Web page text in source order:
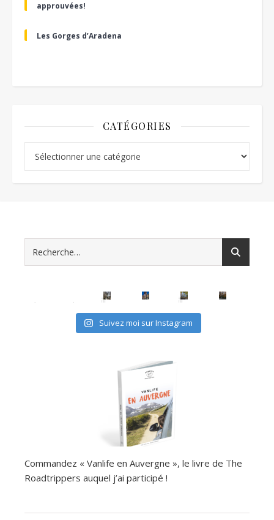
approuvées!
Les Gorges d’Aradena
CATÉGORIES
avec les (mini) kids, c'est possible
Suivez moi sur Instagram
Commandez « Vanlife en Auvergne », le livre de The
Roadtrippers auquel j’ai participé !